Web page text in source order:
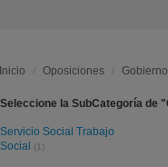
Inicio / Oposiciones /
Seleccione la SubCategoría de
Servicio Social Trabajo
Social
(1)